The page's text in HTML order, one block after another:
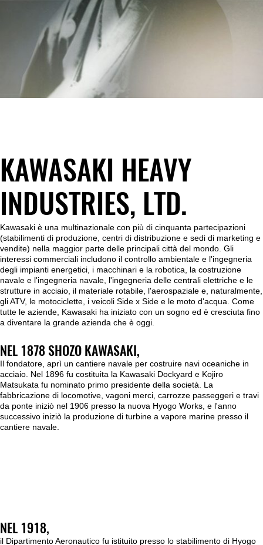
KAWASAKI HEAVY
INDUSTRIES, LTD.
Kawasaki è una multinazionale con più di cinquanta partecipazioni
(stabilimenti di produzione, centri di distribuzione e sedi di marketing e
vendite) nella maggior parte delle principali città del mondo. Gli
interessi commerciali includono il controllo ambientale e l'ingegneria
degli impianti energetici, i macchinari e la robotica, la costruzione
navale e l'ingegneria navale, l'ingegneria delle centrali elettriche e le
strutture in acciaio, il materiale rotabile, l'aerospaziale e, naturalmente,
gli ATV, le motociclette, i veicoli Side x Side e le moto d'acqua. Come
tutte le aziende, Kawasaki ha iniziato con un sogno ed è cresciuta fino
a diventare la grande azienda che è oggi.
NEL 1878 SHOZO KAWASAKI,
Il fondatore, aprì un cantiere navale per costruire navi oceaniche in
acciaio. Nel 1896 fu costituita la Kawasaki Dockyard e Kojiro
Matsukata fu nominato primo presidente della società. La
fabbricazione di locomotive, vagoni merci, carrozze passeggeri e travi
da ponte iniziò nel 1906 presso la nuova Hyogo Works, e l'anno
successivo iniziò la produzione di turbine a vapore marine presso il
cantiere navale.
NEL 1918,
il Dipartimento Aeronautico fu istituito presso lo stabilimento di Hyogo